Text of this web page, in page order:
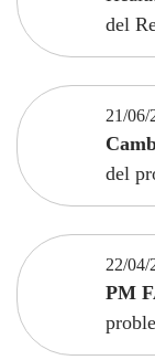
del
21/06/
del
22/04/
PM